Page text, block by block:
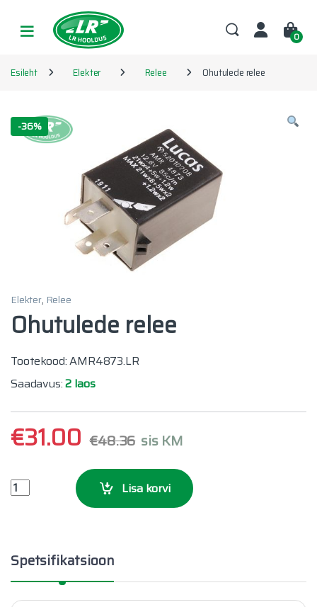
Skip to navigation
Skip to content
0
Esileht Elekter Relee Ohutulede relee
-36%
Elekter, Relee
Ohutulede relee
Tootekood: AMR4873.LR
Saadavus:2 laos
€31.00 €48.36 sis KM
Ohutulede relee quantityLisa korvi
Spetsifikatsioon